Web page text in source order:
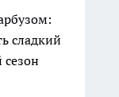
сладкий